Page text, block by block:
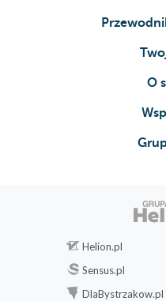
O
Helion.pl
Sensus.pl
DlaBystrzakow.pl